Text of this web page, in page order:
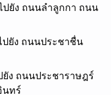
ยัง ถนนลำลูกกา ถนน
ปยัง ถนนประชาชื่น
ง ถนนประชาราษฎร์
นทร์